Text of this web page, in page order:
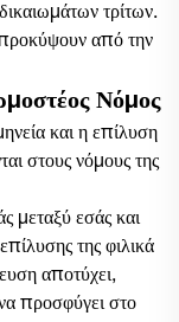
τρίτων.
προκύψουν από την
Νόμος
και η επίλυση
στους νόμους της
μεταξύ εσάς και
της φιλικά
αποτύχει,
προσφύγει στο